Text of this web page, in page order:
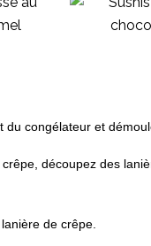
congélateur et
découpez des
de crêpe.